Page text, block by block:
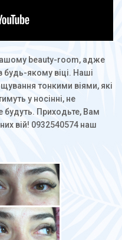
beauty-room, адже
якому віці. Наші
тонкими віями, які
у носінні, не
будуть. Приходьте, Вам
вій! 0932540574 наш